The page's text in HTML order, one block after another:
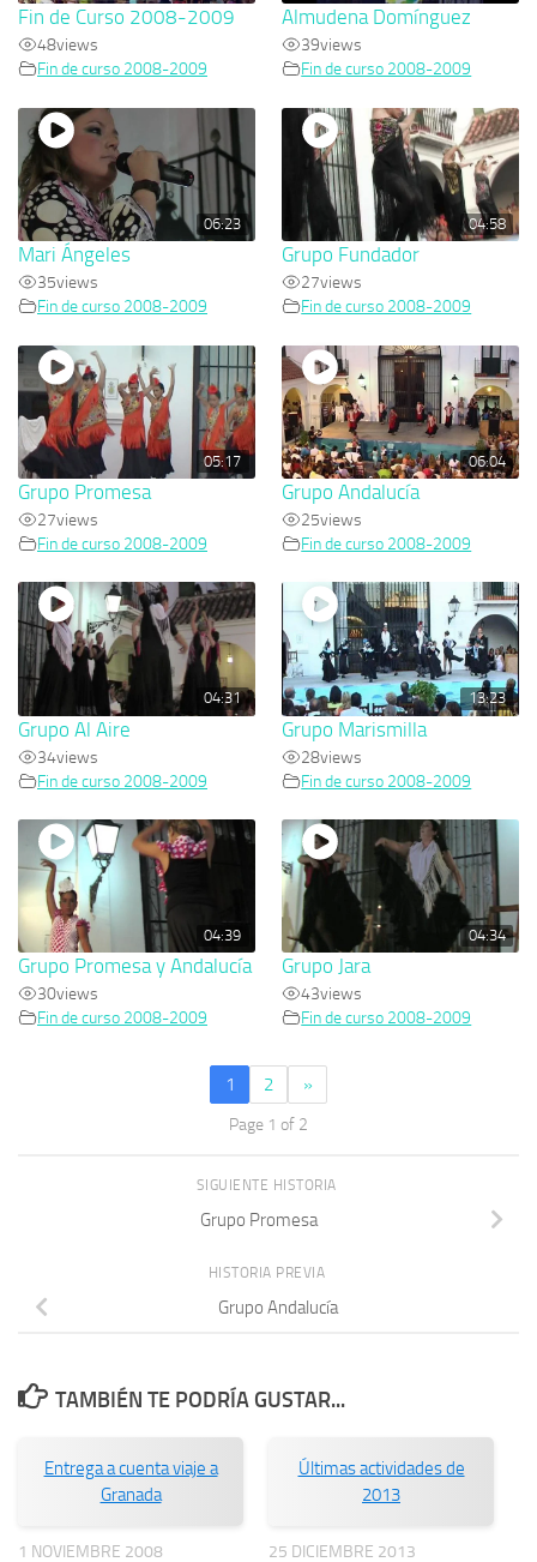
Fin de Curso 2008-2009
48views
Fin de curso 2008-2009
Almudena Domínguez
39views
Fin de curso 2008-2009
06:23
Mari Ángeles
35views
Fin de curso 2008-2009
04:58
Grupo Fundador
27views
Fin de curso 2008-2009
05:17
Grupo Promesa
27views
Fin de curso 2008-2009
06:04
Grupo Andalucía
25views
Fin de curso 2008-2009
04:31
Grupo Al Aire
34views
Fin de curso 2008-2009
13:23
Grupo Marismilla
28views
Fin de curso 2008-2009
04:39
Grupo Promesa y Andalucía
30views
Fin de curso 2008-2009
04:34
Grupo Jara
43views
Fin de curso 2008-2009
1 2 »
Page 1 of 2
SIGUIENTE HISTORIA
Grupo Promesa
HISTORIA PREVIA
Grupo Andalucía
TAMBIÉN TE PODRÍA GUSTAR...
Entrega a cuenta viaje a
Granada
1 NOVIEMBRE 2008
Últimas actividades de
2013
25 DICIEMBRE 2013